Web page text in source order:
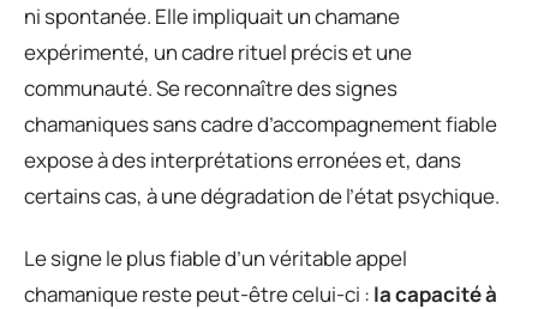
ni spontanée. Elle impliquait un chamane
expérimenté, un cadre rituel précis et une
communauté. Se reconnaître des signes
chamaniques sans cadre d’accompagnement fiable
expose à des interprétations erronées et, dans
certains cas, à une dégradation de l’état psychique.
Le signe le plus fiable d’un véritable appel
chamanique reste peut-être celui-ci : la capacité à